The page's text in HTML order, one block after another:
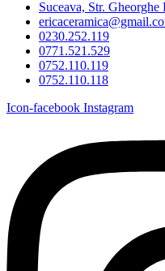
Suceava, Str.
0230.252.119
0771.521.529
0752.110.119
0752.110.118
Icon-facebook Instagram